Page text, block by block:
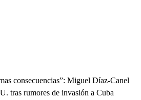
consecuencias”: Miguel Díaz-Canel
tras rumores de invasión a Cuba